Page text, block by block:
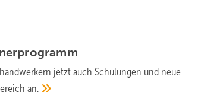
jetzt auch Schulungen und neue
an.